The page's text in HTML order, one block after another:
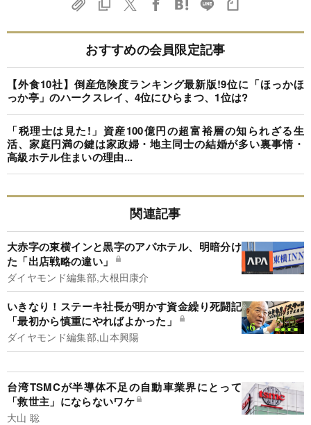
おすすめの会員限定記事
【外食10社】倒産危険度ランキング最新版!9位に「ほっかほ
っか亭」のハークスレイ、4位にひらまつ、1位は?
「税理士は見た!」資産100億円の超富裕層の知られざる生
活、家庭円満の鍵は家政婦・地主同士の結婚が多い裏事情・
高級ホテル住まいの理由...
関連記事
大赤字の東横インと黒字のアパホテル、明暗分け
た「出店戦略の違い」
ダイヤモンド編集部,大根田康介
いきなり！ステーキ社長が明かす資金繰り死闘記
「最初から慎重にやればよかった」
ダイヤモンド編集部,山本興陽
台湾TSMCが半導体不足の自動車業界にとって
「救世主」にならないワケ
大山 聡